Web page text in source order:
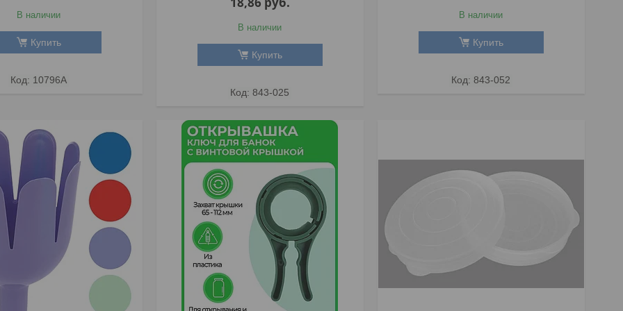
В наличии
Купить
10796А
В наличии
Купить
843-025
В наличии
Купить
843-052